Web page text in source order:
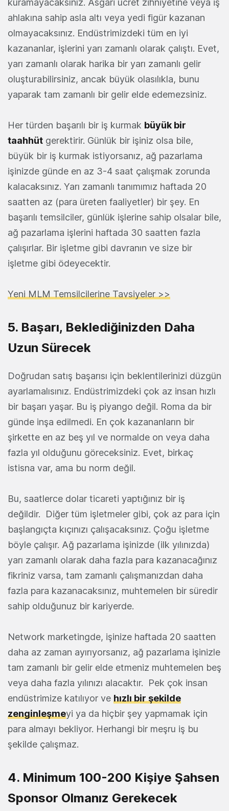
kuramayacaksınız. Asgari ücret zihniyetine veya iş
ahlakına sahip asla altı veya yedi figür kazanan
olmayacaksınız. Endüstrimizdeki tüm en iyi
kazananlar, işlerini yarı zamanlı olarak çalıştı. Evet,
yarı zamanlı olarak harika bir yarı zamanlı gelir
oluşturabilirsiniz, ancak büyük olasılıkla, bunu
yaparak tam zamanlı bir gelir elde edemezsiniz.
Her türden başarılı bir iş kurmak büyük bir
taahhüt gerektirir. Günlük bir işiniz olsa bile,
büyük bir iş kurmak istiyorsanız, ağ pazarlama
işinizde günde en az 3-4 saat çalışmak zorunda
kalacaksınız. Yarı zamanlı tanımımız haftada 20
saatten az (para üreten faaliyetler) bir şey. En
başarılı temsilciler, günlük işlerine sahip olsalar bile,
ağ pazarlama işlerini haftada 30 saatten fazla
çalışırlar. Bir işletme gibi davranın ve size bir
işletme gibi ödeyecektir.
Yeni MLM Temsilcilerine Tavsiyeler >>
5. Başarı, Beklediğinizden Daha
Uzun Sürecek
Doğrudan satış başarısı için beklentilerinizi düzgün
ayarlamalısınız. Endüstrimizdeki çok az insan hızlı
bir başarı yaşar. Bu iş piyango değil. Roma da bir
günde inşa edilmedi. En çok kazananların bir
şirkette en az beş yıl ve normalde on veya daha
fazla yıl olduğunu göreceksiniz. Evet, birkaç
istisna var, ama bu norm değil.
Bu, saatlerce dolar ticareti yaptığınız bir iş
değildir. Diğer tüm işletmeler gibi, çok az para için
başlangıçta kıçınızı çalışacaksınız. Çoğu işletme
böyle çalışır. Ağ pazarlama işinizde (ilk yılınızda)
yarı zamanlı olarak daha fazla para kazanacağınız
fikriniz varsa, tam zamanlı çalışmanızdan daha
fazla para kazanacaksınız, muhtemelen bir süredir
sahip olduğunuz bir kariyerde.
Network marketingde, işinize haftada 20 saatten
daha az zaman ayırıyorsanız, ağ pazarlama işinizle
tam zamanlı bir gelir elde etmeniz muhtemelen beş
veya daha fazla yılınızı alacaktır. Pek çok insan
endüstrimize katılıyor ve hızlı bir şekilde
zenginleşmeyi ya da hiçbir şey yapmamak için
para almayı bekliyor. Herhangi bir meşru iş bu
şekilde çalışmaz.
4. Minimum 100-200 Kişiye Şahsen
Sponsor Olmanız Gerekecek